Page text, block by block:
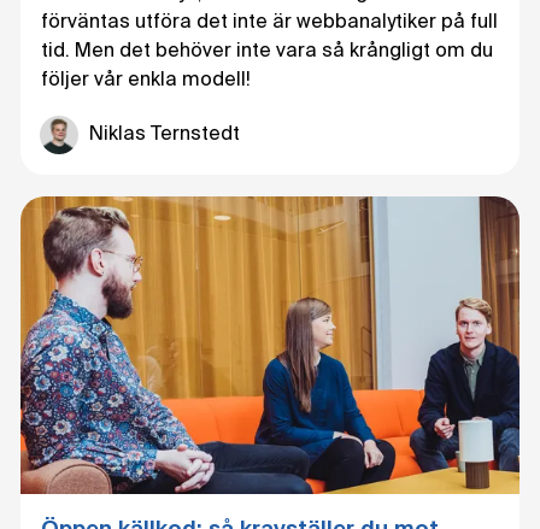
förväntas utföra det inte är webbanalytiker på full
tid. Men det behöver inte vara så krångligt om du
följer vår enkla modell!
Niklas Ternstedt